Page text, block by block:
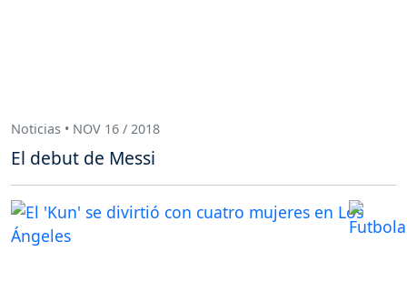
Noticias • NOV 16 / 2018
El debut de Messi